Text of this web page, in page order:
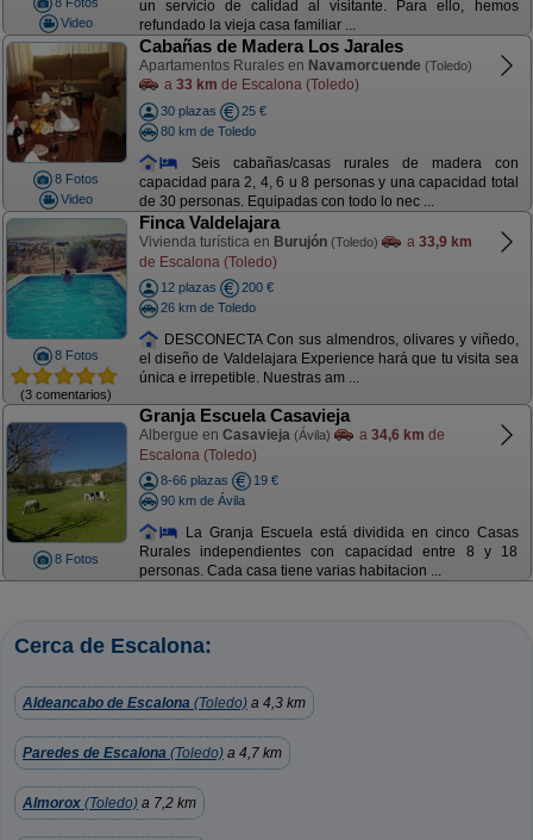
Video
un servicio de calidad al visitante. Para ello, hemos
refundado la vieja casa familiar ...
8 Fotos
Video
Cabañas de Madera Los Jarales
Apartamentos Rurales en Navamorcuende (Toledo)
a 33 km de Escalona (Toledo)
30 plazas
25 €
80 km de Toledo
Seis cabañas/casas rurales de madera con
capacidad para 2, 4, 6 u 8 personas y una capacidad total
de 30 personas. Equipadas con todo lo nec ...
8 Fotos
(3 comentarios)
Finca Valdelajara
Vivienda turística en Burujón (Toledo) a 33,9 km
de Escalona (Toledo)
12 plazas
200 €
26 km de Toledo
DESCONECTA Con sus almendros, olivares y viñedo,
el diseño de Valdelajara Experience hará que tu visita sea
única e irrepetible. Nuestras am ...
8 Fotos
Granja Escuela Casavieja
Albergue en Casavieja (Ávila) a 34,6 km de
Escalona (Toledo)
8-66 plazas
19 €
90 km de Ávila
La Granja Escuela está dividida en cinco Casas
Rurales independientes con capacidad entre 8 y 18
personas. Cada casa tiene varias habitacion ...
Cerca de Escalona:
Aldeancabo de Escalona (Toledo) a 4,3 km
Paredes de Escalona (Toledo) a 4,7 km
Almorox (Toledo) a 7,2 km